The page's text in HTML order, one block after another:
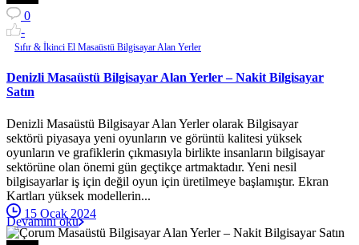
0
-
Sıfır & İkinci El Masaüstü Bilgisayar Alan Yerler
Denizli Masaüstü Bilgisayar Alan Yerler – Nakit Bilgisayar
Satın
Denizli Masaüstü Bilgisayar Alan Yerler olarak Bilgisayar
sektörü piyasaya yeni oyunların ve görüntü kalitesi yüksek
oyunların ve grafiklerin çıkmasıyla birlikte insanların bilgisayar
sektörüne olan önemi gün geçtikçe artmaktadır. Yeni nesil
bilgisayarlar iş için değil oyun için üretilmeye başlamıştır. Ekran
Kartları yüksek modellerin...
15 Ocak 2024
Devamını oku